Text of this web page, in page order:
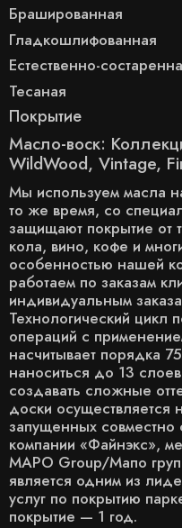
Брашированная
Гладкошлифованная
Естественно-
Тесаная
Покрытие
Масло-воск:
WildWood, Vintage,
Мы используем масла
то же время, со
защищают покрытие от
кола, вино, кофе и
особенностью нашей
работаем по заказам
индивидуальным
Технологический цикл
операций с
насчитывает порядка
наноситься до 13
создавать сложные
доски осуществляется
запущенных совместно
компании «Файнэкс»,
MAPO Group/Мапо
является одним из
услуг по покрытию
покрытие — 1 год.